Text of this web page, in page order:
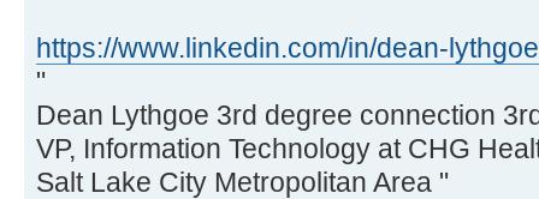
https://www.linkedin.com/in/dean-
"
Dean Lythgoe 3rd degree connection
VP, Information Technology at CHG
Salt Lake City Metropolitan Area "